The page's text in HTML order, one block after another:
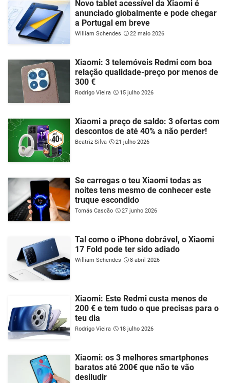
Novo tablet acessível da Xiaomi é
anunciado globalmente e pode chegar
a Portugal em breve
William Schendes 22 maio 2026
Xiaomi: 3 telemóveis Redmi com boa
relação qualidade-preço por menos de
300 €
Rodrigo Vieira 15 julho 2026
Xiaomi a preço de saldo: 3 ofertas com
descontos de até 40% a não perder!
Beatriz Silva 21 julho 2026
Se carregas o teu Xiaomi todas as
noites tens mesmo de conhecer este
truque escondido
Tomás Cascão 27 junho 2026
Tal como o iPhone dobrável, o Xiaomi
17 Fold pode ter sido adiado
William Schendes 8 abril 2026
Xiaomi: Este Redmi custa menos de
200 € e tem tudo o que precisas para o
teu dia
Rodrigo Vieira 18 julho 2026
Xiaomi: os 3 melhores smartphones
baratos até 200€ que não te vão
desiludir